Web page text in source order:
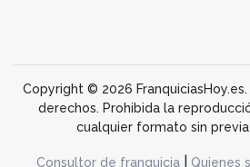
Copyright © 2026
derechos. Prohibida la
cualquier formato sin
Consultor de franquicia Quienes